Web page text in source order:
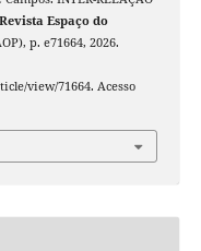
Revista Espaço do
p. e71664, 2026.
view/71664. Acesso